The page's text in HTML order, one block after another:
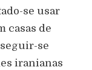
se usar
casas de
se
iranianas